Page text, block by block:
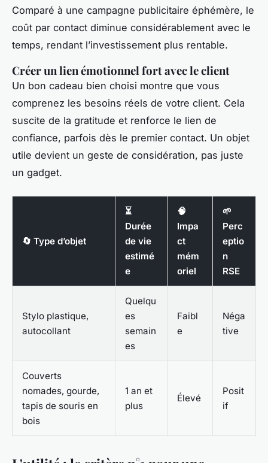
Comparé à une campagne publicitaire éphémère, le
coût par contact diminue considérablement avec le
temps, rendant l’investissement plus rentable.
Créer un lien émotionnel fort avec le client
Un bon cadeau bien choisi montre que vous
comprenez les besoins réels de votre client. Cela
suscite de la gratitude et renforce le lien de
confiance, parfois dès le premier contact. Un objet
utile devient un geste de considération, pas juste
un gadget.
🔄 Type d’objet
⏳
Durée
de vie
estimé
e
🧠
Impa
ct
mém
oriel
🌱
Perc
eptio
n
RSE
Stylo plastique,
autocollant
Quelqu
es
semain
es
Faibl
e
Néga
tive
Couverts
nomades, gourde,
tapis de souris en
bois
1 an et
plus
Élevé
Posit
if